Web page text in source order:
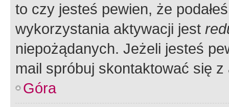
to czy jesteś pewien, że
wykorzystania aktywacji jest
niepożądanych. Jeżeli jesteś
mail spróbuj skontaktować się
Góra